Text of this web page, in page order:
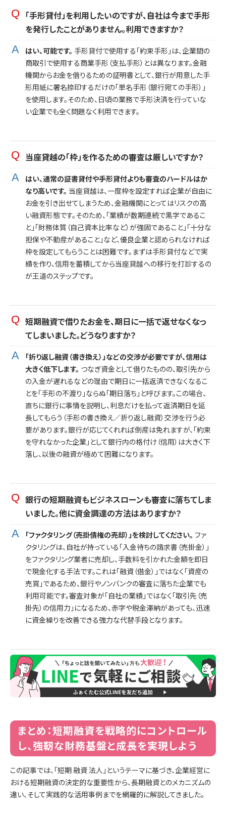
「手形貸付」を利用したいのですが、自社は今まで手形
を発行したことがありません。利用できますか？
はい、可能です。 手形貸付で使用する「約束手形」は、企業間の
商取引で使用する商業手形（支払手形）とは異なります。金融
機関からお金を借りるための証明書として、銀行が用意した手
形用紙に署名捺印するだけの「単名手形（銀行宛ての手形）」
を使用します。そのため、日頃の業務で手形決済を行っていな
い企業でも全く問題なく利用できます。
当座貸越の「枠」を作るための審査は厳しいですか？
はい、通常の証書貸付や手形貸付よりも審査のハードルはか
なり高いです。 当座貸越は、一度枠を設定すれば企業が自由に
お金を引き出せてしまうため、金融機関にとってはリスクの高
い融資形態です。そのため、「業績が数期連続で黒字であるこ
と」「財務体質（自己資本比率など）が強固であること」「十分な
担保や不動産があること」など、優良企業と認められなければ
枠を設定してもらうことは困難です。まずは手形貸付などで実
績を作り、信用を蓄積してから当座貸越への移行を打診するの
が王道のステップです。
短期融資で借りたお金を、期日に一括で返せなくなっ
てしまいました。どうなりますか？
「折り返し融資（書き換え）」などの交渉が必要ですが、信用は
大きく低下します。 つなぎ資金として借りたものの、取引先から
の入金が遅れるなどの理由で期日に一括返済できなくなるこ
とを「手形の不渡り」ならぬ「期日落ち」と呼びます。この場合、
直ちに銀行に事情を説明し、利息だけを払って返済期日を延
長してもらう（手形の書き換え／折り返し融資）交渉を行う必
要があります。銀行が応じてくれれば倒産は免れますが、「約束
を守れなかった企業」として銀行内の格付け（信用）は大きく下
落し、以後の融資が極めて困難になります。
銀行の短期融資もビジネスローンも審査に落ちてしま
いました。他に資金調達の方法はありますか？
「ファクタリング（売掛債権の売却）」を検討してください。 ファ
クタリングは、自社が持っている「入金待ちの請求書（売掛金）」
をファクタリング業者に売却し、手数料を引かれた金額を即日
で現金化する手法です。これは「融資（借金）」ではなく「資産の
売買」であるため、銀行やノンバンクの審査に落ちた企業でも
利用可能です。審査対象が「自社の業績」ではなく「取引先（売
掛先）の信用力」になるため、赤字や税金滞納があっても、迅速
に資金繰りを改善できる強力な代替手段となります。
まとめ：短期融資を戦略的にコントロール
し、強靭な財務基盤と成長を実現しよう
この記事では、「短期 融資 法人」というテーマに基づき、企業経営に
おける短期融資の決定的な重要性から、長期融資とのメカニズムの
違い、そして実践的な活用事例までを網羅的に解説してきました。